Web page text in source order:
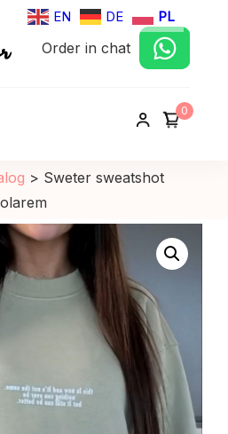
EN DE PL
damska
Order in chat
0
> Sweter sweatshot